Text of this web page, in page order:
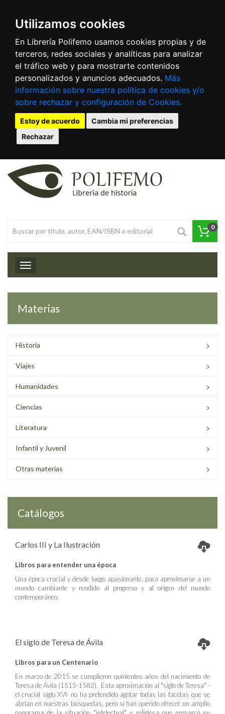
Utilizamos cookies
En Librería Polifemo usamos cookies propias y de
terceros, redes sociales y analíticas para analizar
el tráfico web y para mostrarte contenidos
personalizados y anuncios adecuados. Más
información sobre nuestra política de cookies y/o
sobre rechazar y configuración de Cookies.
Estoy de acuerdo
Cambia mi preferencias
Rechazar
0
Toggle navigation
Materias
Historia
Viajes
Humanidades
Ciencias
Literatura
Infantil y Juvenil
Otras materias
Catálogos
Carlos III y La Ilustración
Libros para entender una época
Una época crucial y desde luego apasionante, para aproximarse a un
mundo cambiante y rendido al progreso y al origen del mundo
contemporáneo.
El siglo de Teresa de Ávila
Libros para un Centenario
En marzo de 2015 se cumplieron quinientos años del nacimiento de
Teresa de Ávila (1515-1582). Esta aproximación al "siglo de Teresa" -
el crucial siglo XVI- no ha pretendido agotar todas las facetas que se
abrían en nuestras búsquedas, pero sí han querido ofrecer un amplio